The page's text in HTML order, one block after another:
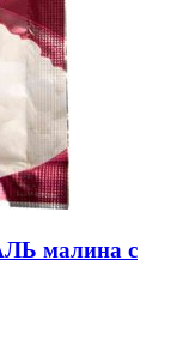
малина с